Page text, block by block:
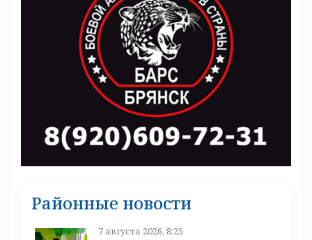
Районные новости
7 августа 2026, 8:25